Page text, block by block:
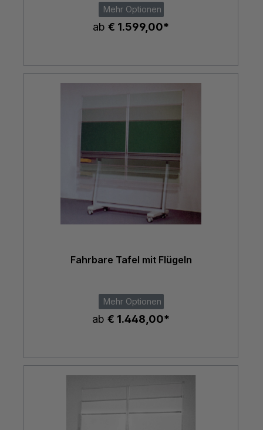
Mehr Optionen
ab € 1.599,00*
Fahrbare Tafel mit Flügeln
Mehr Optionen
ab € 1.448,00*